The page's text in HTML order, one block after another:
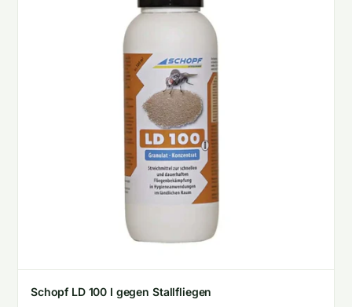
Schopf LD 100 I gegen Stallfliegen